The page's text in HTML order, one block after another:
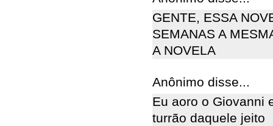
GENTE, ESSA
SEMANAS A
A NOVELA
Anônimo disse...
Eu aoro o Giovanni
turrão daquele jeito